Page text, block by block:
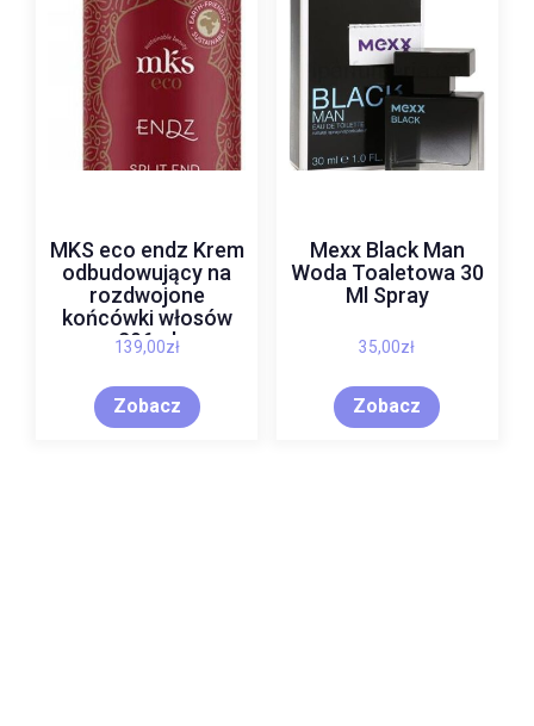
MKS eco endz Krem
odbudowujący na
rozdwojone
końcówki włosów
296ml
139,00zł
Zobacz
Mexx Black Man
Woda Toaletowa 30
Ml Spray
35,00zł
Zobacz